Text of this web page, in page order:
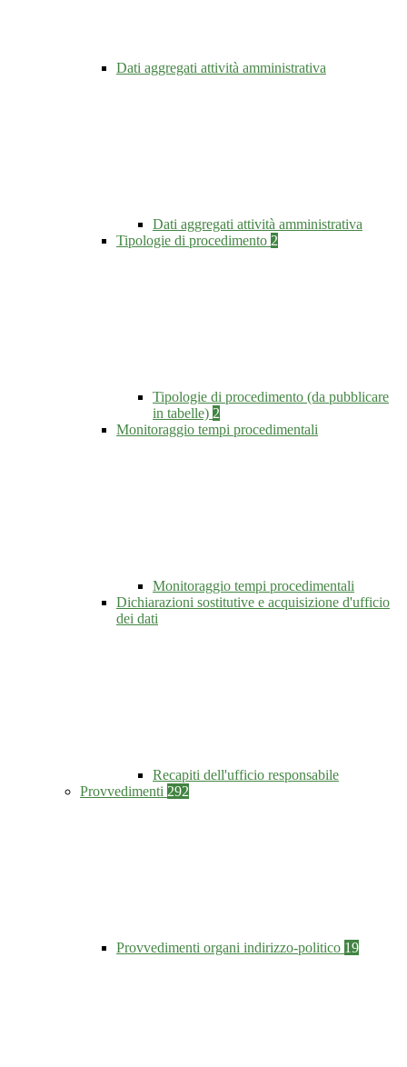
Dati aggregati attività amministrativa
Dati aggregati attività amministrativa
Tipologie di procedimento 2
Tipologie di procedimento (da pubblicare
in tabelle) 2
Monitoraggio tempi procedimentali
Monitoraggio tempi procedimentali
Dichiarazioni sostitutive e acquisizione d'ufficio
dei dati
Recapiti dell'ufficio responsabile
Provvedimenti 292
Provvedimenti organi indirizzo-politico 19